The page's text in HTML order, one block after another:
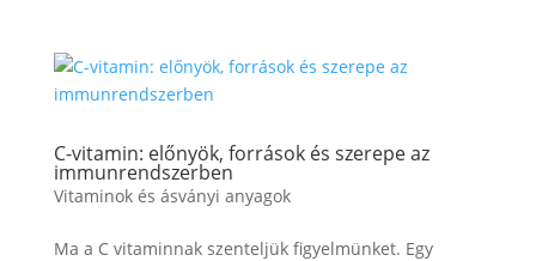
C-vitamin: előnyök, források és szerepe az
immunrendszerben
Vitaminok és ásványi anyagok
Ma a C vitaminnak szenteljük figyelmünket. Egy